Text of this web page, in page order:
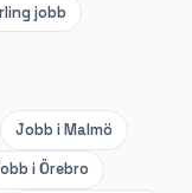
jobb
Jobb iMalmö
iÖrebro